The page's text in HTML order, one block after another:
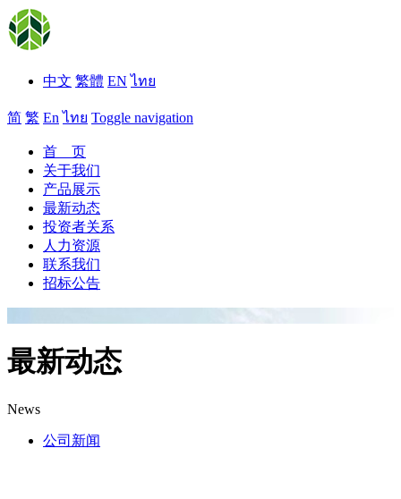
中文 繁體 EN ไทย
简 繁 En ไทย Toggle navigation
首 页
关于我们
产品展示
最新动态
投资者关系
人力资源
联系我们
招标公告
最新动态
News
公司新闻